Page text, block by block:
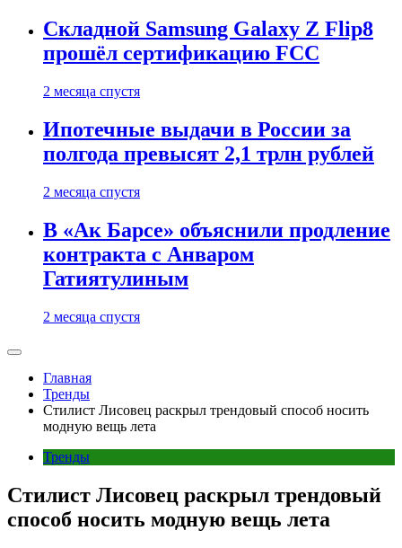
Складной Samsung Galaxy Z Flip8
прошёл сертификацию FCC
2 месяца спустя
Ипотечные выдачи в России за
полгода превысят 2,1 трлн рублей
2 месяца спустя
В «Ак Барсе» объяснили продление
контракта с Анваром
Гатиятулиным
2 месяца спустя
Главная
Тренды
Стилист Лисовец раскрыл трендовый способ носить
модную вещь лета
Тренды
Стилист Лисовец раскрыл трендовый
способ носить модную вещь лета